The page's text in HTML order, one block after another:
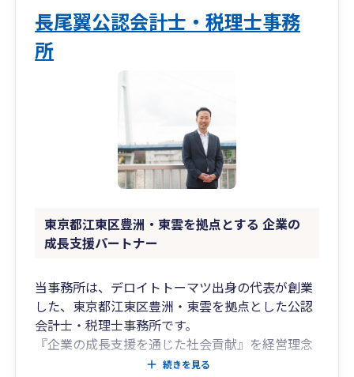
ます。
長尾翼公認会計士・税理士事務
所
東京都江東区豊洲・東雲を拠点とする 企業の
成長支援パートナー
当事務所は、デロイトトーマツ出身の代表が創業
した、東京都江東区豊洲・東雲を拠点とした公認
会計士・税理士事務所です。
『企業の成長支援を通じた社会貢献』を経営理念
としており、質の高い税務相談・節税提案は当然
続きを見る